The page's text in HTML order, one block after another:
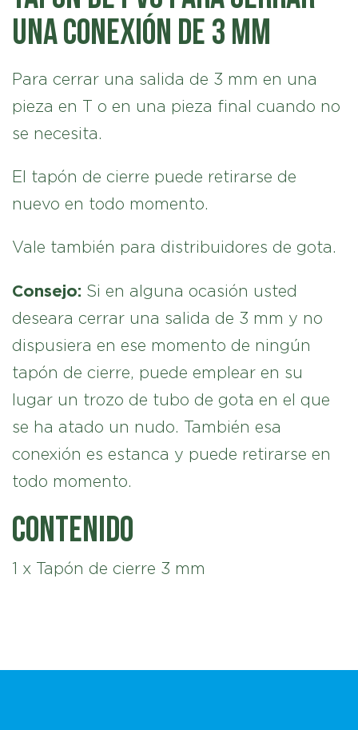
una conexión de 3 mm
Para cerrar una salida de 3 mm en una
pieza en T o en una pieza final cuando no
se necesita.
El tapón de cierre puede retirarse de
nuevo en todo momento.
Vale también para distribuidores de gota.
Consejo: Si en alguna ocasión usted
deseara cerrar una salida de 3 mm y no
dispusiera en ese momento de ningún
tapón de cierre, puede emplear en su
lugar un trozo de tubo de gota en el que
se ha atado un nudo. También esa
conexión es estanca y puede retirarse en
todo momento.
Contenido
1 x Tapón de cierre 3 mm